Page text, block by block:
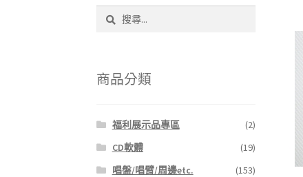
字:
商品分類
福利展示品專區
(2)
CD軟體
(19)
唱盤/唱臂/周邊etc.
(153)